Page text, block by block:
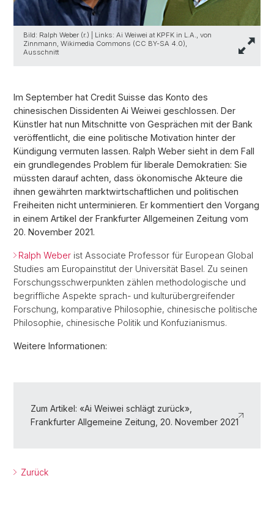
Bild: Ralph Weber (r.) | Links: Ai Weiwei at KPFK in L.A., von
Zinnmann, Wikimedia Commons (CC BY-SA 4.0),
Ausschnitt
Im September hat Credit Suisse das Konto des
chinesischen Dissidenten Ai Weiwei geschlossen. Der
Künstler hat nun Mitschnitte von Gesprächen mit der Bank
veröffentlicht, die eine politische Motivation hinter der
Kündigung vermuten lassen. Ralph Weber sieht in dem Fall
ein grundlegendes Problem für liberale Demokratien: Sie
müssten darauf achten, dass ökonomische Akteure die
ihnen gewährten marktwirtschaftlichen und politischen
Freiheiten nicht unterminieren. Er kommentiert den Vorgang
in einem Artikel der Frankfurter Allgemeinen Zeitung vom
20. November 2021.
Ralph Weber ist Associate Professor für European Global
Studies am Europainstitut der Universität Basel. Zu seinen
Forschungsschwerpunkten zählen methodologische und
begriffliche Aspekte sprach- und kulturübergreifender
Forschung, komparative Philosophie, chinesische politische
Philosophie, chinesische Politik und Konfuzianismus.
Weitere Informationen:
Zum Artikel: «Ai Weiwei schlägt zurück»,
Frankfurter Allgemeine Zeitung, 20. November 2021
Zurück